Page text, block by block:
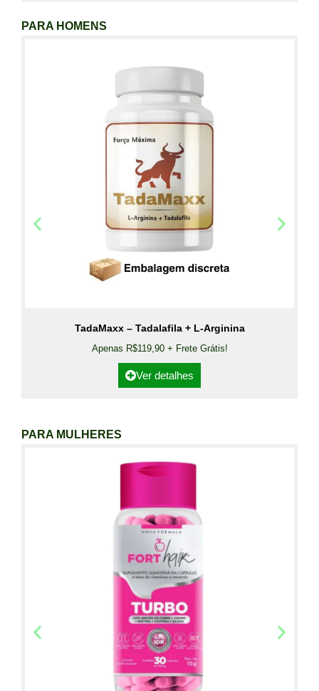
PARA HOMENS
TadaMaxx – Tadalafila + L-Arginina
Apenas R$119,90 + Frete Grátis!
Ver detalhes
PARA MULHERES